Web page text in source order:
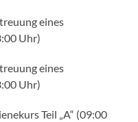
eines
Uhr)
eines
Uhr)
Teil „A“ (09:00